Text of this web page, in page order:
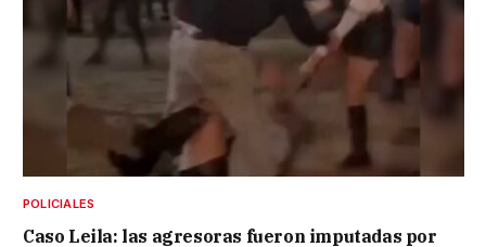
POLICIALES
Caso Leila: las agresoras fueron imputadas por